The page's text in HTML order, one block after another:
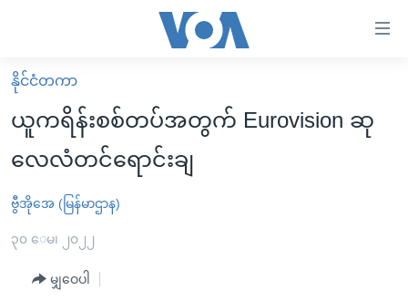
လွယ်ကူ
စေ
များ
ပင်မ
မူလစာမျက်နှာ
မြန်မာ
ကမ္ဘာ့သတင်းများ
နိုင်ငံတကာ
အစ္စရေး-ပါလက်စတိုင်း
ဗွီဒီယို
အင်္ဂလိပ်စာလေ့လာမယ်
နိုင်ငံတကာ
ယူကရိန်းစစ်တပ်အတွက် Eurovision ဆု
လေလံတင်ရောင်းချ
ဗွီအိုအေ (မြန်မာဌာန)
၃၀ ေမ၊ ၂၀၂၂
မျှဝေပါ